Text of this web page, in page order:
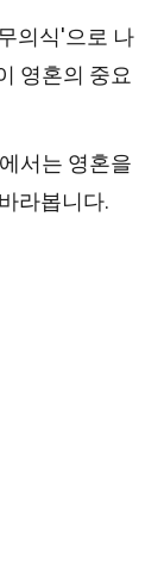
의식'으로 나
영혼의 중요
서는 영혼을
라봅니다.